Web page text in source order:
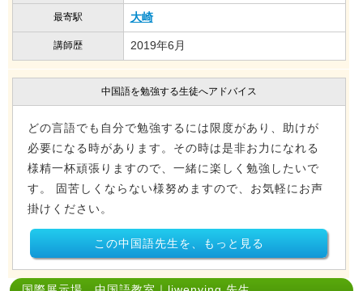
最寄駅 大崎
講師歴 2019年6月
中国語を勉強する生徒へアドバイス
どの言語でも自分で勉強するには限度があり、助けが
必要になる時があります。その時は是非お力になれる
様精一杯頑張りますので、一緒に楽しく勉強したいで
す。 固苦しくならない様努めますので、お気軽にお声
掛けください。
この中国語先生を、もっと見る